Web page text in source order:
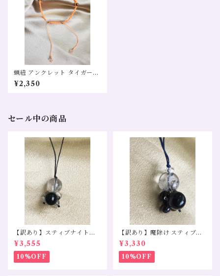
蝋紐 アンクレット タイガーア
イ 水晶
¥2,350
セール中の商品
【訳あり】スティブナイトイ
ンクォーツ モリオン 水晶
¥3,555
10%OFF
【訳あり】魔除け スティブナ
イトインクォーツ スモーキー
クォーツ モリオン
¥3,330
10%OFF